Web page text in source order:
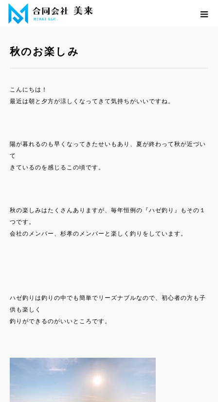
ホーム
ブログ
イベント, プライベート
秋のお楽しみ
こんにちは！
最近は朝と夕方が涼しくなってきて気持ちがいいですね。
陽が暮れるのも早くなってきたせいもあり、夏が終わって秋が近づい
て
きているのを感じるこの頃です。
秋の楽しみはたくさんありますが、毎年恒例の『ハゼ釣り』もその１
つです。
会社のメンバー、杉孝のメンバーと楽しく釣りをしています。
ハゼ釣りは釣りの中でも簡単でリーズナブルなので、初心者の方も子
供も楽しく
釣りができるのがいいところです。